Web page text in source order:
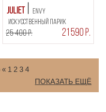
Juliet
искусственный парик
Envy
25 400 Р. 21 590 Р.
ПОКАЗАТЬ ЕЩЁ
« 1 2 3 4